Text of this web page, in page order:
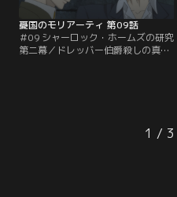
憂国のモリアーティ 第09話
＃09 シャーロック・ホームズの研究
第二幕／ドレッバー伯爵殺しの真犯
真犯人を突き止める。犯行を認めた
真犯人からシャーロックはある奇妙
1